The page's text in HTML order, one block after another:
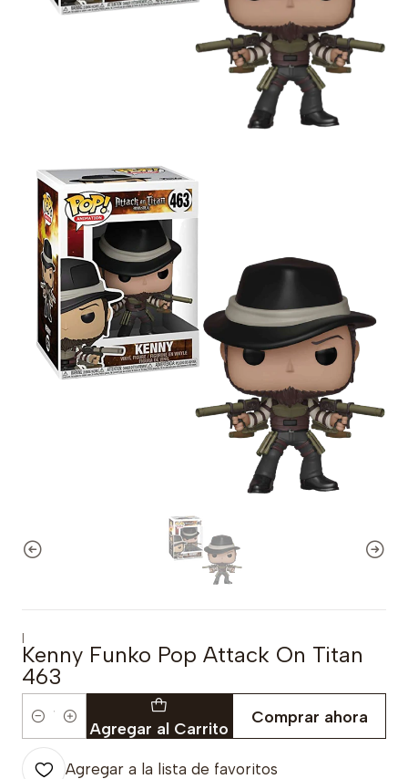
|
Kenny Funko Pop Attack On Titan
463
Cantidad Agregar al Carrito
Comprar ahora
Agregar a la lista de favoritos